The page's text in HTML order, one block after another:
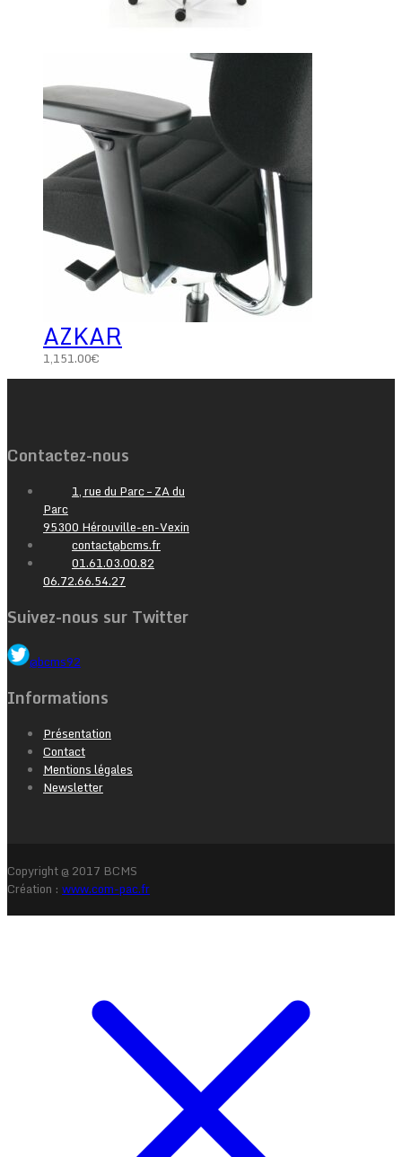
AZKAR
1,151.00€
Contactez-nous
1, rue du Parc – ZA du
Parc
95300 Hérouville-en-Vexin
contact@bcms.fr
01.61.03.00.82
06.72.66.54.27
Suivez-nous sur Twitter
@bcms92
Informations
Présentation
Contact
Mentions légales
Newsletter
Copyright @ 2017 BCMS
Création : www.com-pac.fr